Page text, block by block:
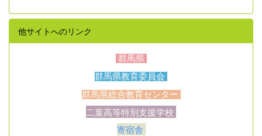
他サイトへのリンク
群馬県
群馬県教育委員会
群馬県総合教育センター
二葉高等特別支援学校
寄宿舎